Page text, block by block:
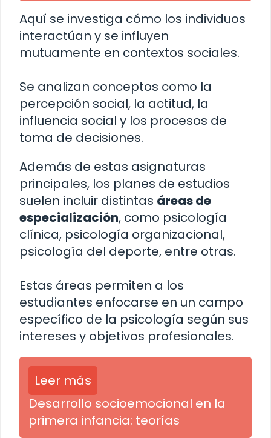
Aquí se investiga cómo los individuos
interactúan y se influyen
mutuamente en contextos sociales.
Se analizan conceptos como la
percepción social, la actitud, la
influencia social y los procesos de
toma de decisiones.
Además de estas asignaturas
principales, los planes de estudios
suelen incluir distintas áreas de
especialización, como psicología
clínica, psicología organizacional,
psicología del deporte, entre otras.
Estas áreas permiten a los
estudiantes enfocarse en un campo
específico de la psicología según sus
intereses y objetivos profesionales.
Leer más
Desarrollo socioemocional en la
primera infancia: teorías